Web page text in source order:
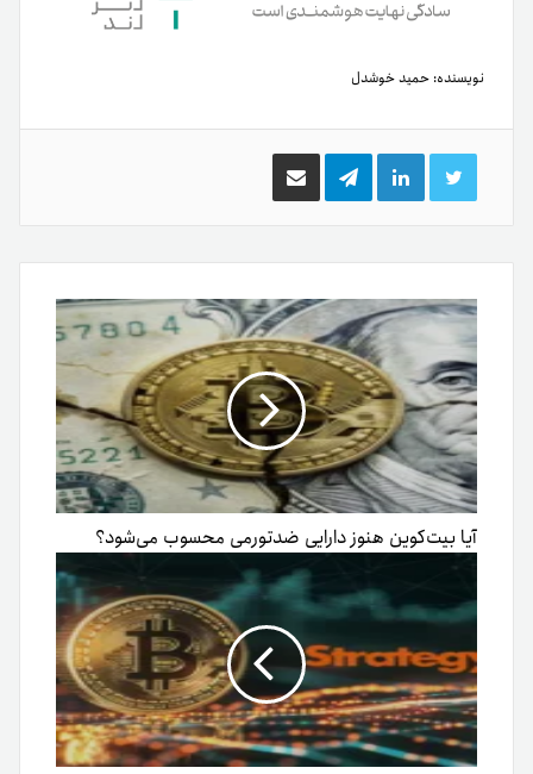
نویسنده: حمید خوشدل
توییتر لینکدینتلگرام اشتراک
گذاری
ایمیل
آیا بیت‌کوین هنوز دارایی ضدتورمی محسوب می‌شود؟